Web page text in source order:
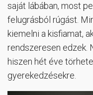
saját lábában, most
felugrásból rúgást.
kiemelni a kisfiamat,
rendszeresen edzek.
hiszen hét éve
gyerekedzésekre.